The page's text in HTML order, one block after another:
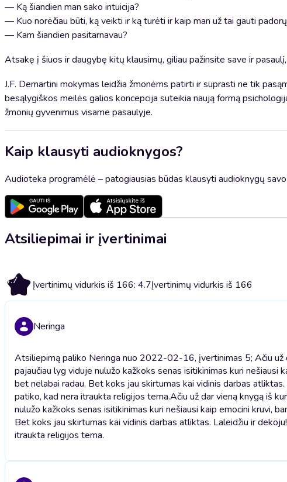
— Ką šiandien man sako intuicija?
— Kuo norėčiau būti, ką veikti ir ką turėti ir kaip man už tai gauti
— Kam šiandien pasitarnavau?
Atsakę į šiuos ir daugybę kitų klausimų, giliau pažinsite save ir
J.F. Demartini mokymas leidžia žmonėms patirti ir suprasti ne tik
besąlygiškos meilės galios koncepcija suteikia naują formą
žmonių gyvenimus visame pasaulyje.
Kaip klausyti audioknygos?
Audioteka programėlė – patogiausias būdas klausyti audioknygų
Atsiliepimai ir įvertinimai
4.7 Įvertinimų vidurkis iš 166: 4.7Įvertinimų vidurkis iš 166
Neringa
Atsiliepimą paliko Neringa nuo 2022-02-16, įvertinimas 5; Ačiu už
pajaučiau lyg viduje nulužo kažkoks senas isitikinimas kuri
bet nelabai radau. Bet koks jau skirtumas kai vidinis darbas
patiko, kad nera itraukta religijos tema.Ačiu už dar vieną knygą iš
nulužo kažkoks senas isitikinimas kuri nešiausi kaip emocini kruvi,
Bet koks jau skirtumas kai vidinis darbas atliktas. Laleidžiu ir
itraukta religijos tema.